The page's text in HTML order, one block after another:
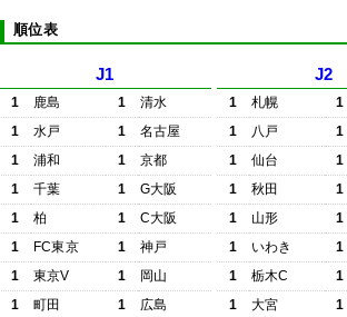
順位表
J1
1 鹿島 1
清水
1
水戸 1
名古屋
1
浦和 1
京都
1
千葉 1
G大阪
1
柏 1
C大阪
1
FC東京 1
神戸
1
東京V 1
岡山
1
町田 1
広島
J2
1 札幌
1
1
八戸
1
1
仙台
1
1
秋田
1
1
山形
1
1
いわき
1
1
栃木C
1
1
大宮
1